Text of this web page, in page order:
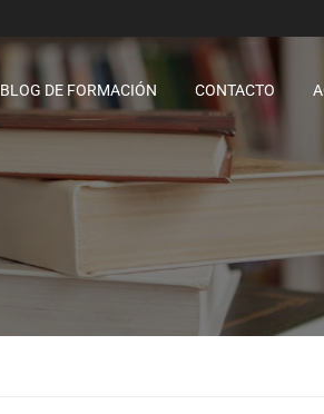
BLOG DE FORMACIÓN CONTACTO